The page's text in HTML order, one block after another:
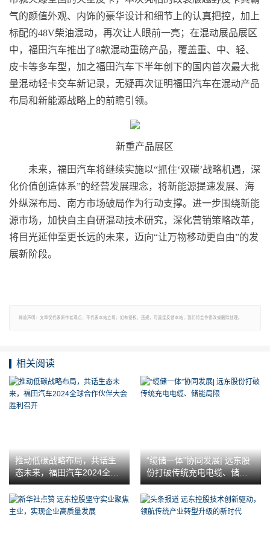
气的颜值外观、内饰的豪华设计和细节上的认真把控，加上
标配的48V柴油混动，再次让人眼前一亮；在混动展品展区
中，福田汽车推出了8款混动重磅产品，覆盖重、中、轻、
皮卡等多车型，加之福田汽车下半年创下的国内首次最大批
量混动轻卡交车新记录，无疑再次证明福田汽车在混动产品
布局和新能源战略上的前瞻引领。
新重产品展区
未来，福田汽车将继续实施以“抓住‘双碳’战略机遇，深
化价值创造体系”的经营发展理念，将新能源提速发展、海
外纵深布局、南方市场破局作为行动支撑。进一步围绕新能
源市场，加快自主自研混动技术研究，深化营销策略改革，
将目光延伸至更长远的未来，迈向“让万物移动更自由”的发
展新阶段。
郑重声明：文章仅代表原作者观点，不代表本站立场；如有侵权、违规，可直接反馈本站，我们将会作修改或删除处理。
相关阅读
推动低碳战略布局，共话生
态未来，福田汽车2024全球
合作伙伴大会胜利召开
“缆储一体”协同发展| 远东股
份打破传统充电电缆、储能
局限